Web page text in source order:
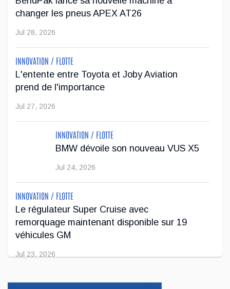
...
Jeep veut augmenter sa gamme de modèles en
Europe
Après avoir été contrainte de réduire sa gamme de véhicules
sur le marché européen en raison de restrictions
changer les pneus APEX AT26
Jul 28, 2026
INNOVATION / FLOTTE
L'entente entre Toyota et Joby Aviation
prend de l'importance
Jul 27, 2026
INNOVATION / FLOTTE
BMW dévoile son nouveau VUS X5
Jul 24, 2026
INNOVATION / FLOTTE
Le régulateur Super Cruise avec
remorquage maintenant disponible sur 19
véhicules GM
Jul 23, 2026
INNOVATION / FLOTTE